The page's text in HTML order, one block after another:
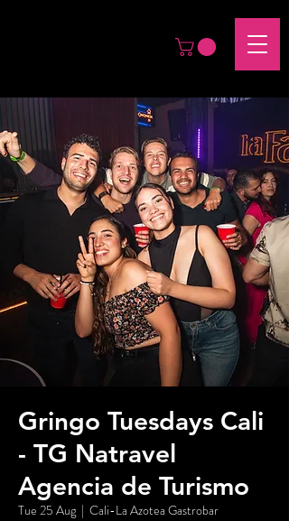
Gringo Tuesdays Cali
- TG Natravel
Agencia de Turismo
Tue 25 Aug
  |
Cali-La Azotea Gastrobar